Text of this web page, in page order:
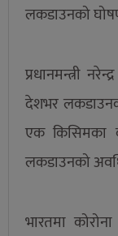
लकडाउनको
प्रधानमन्त्री
देशभर
एक
लकडाउनको
भारतमा